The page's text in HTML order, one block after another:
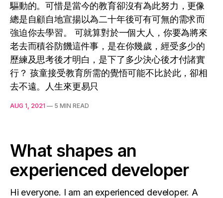
驅動的。可惜是當今的教育卻沒有為此努力，更像
總是自顧自地宣揚以為二十年後可有可無的需求而
強迫你去學習。 可就算對於一個大人，你要為將來
老去而積谷防饑這件事，是在你幾歲，經受多少的
歷練及思考後才明白，是下了多少決心後才付諸實
行？ 孩童接受教育所需的覺悟可能不比於此，卻相
去不遠。人生來更易只
AUG 1, 2021 — 5 MIN READ
What shapes an
experienced developer
Hi everyone. I am an experienced developer. A